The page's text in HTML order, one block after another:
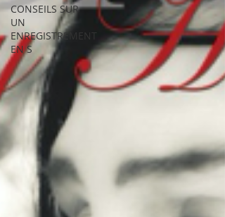
CONSEILS SUR
UN
ENREGISTREMENT
EN S